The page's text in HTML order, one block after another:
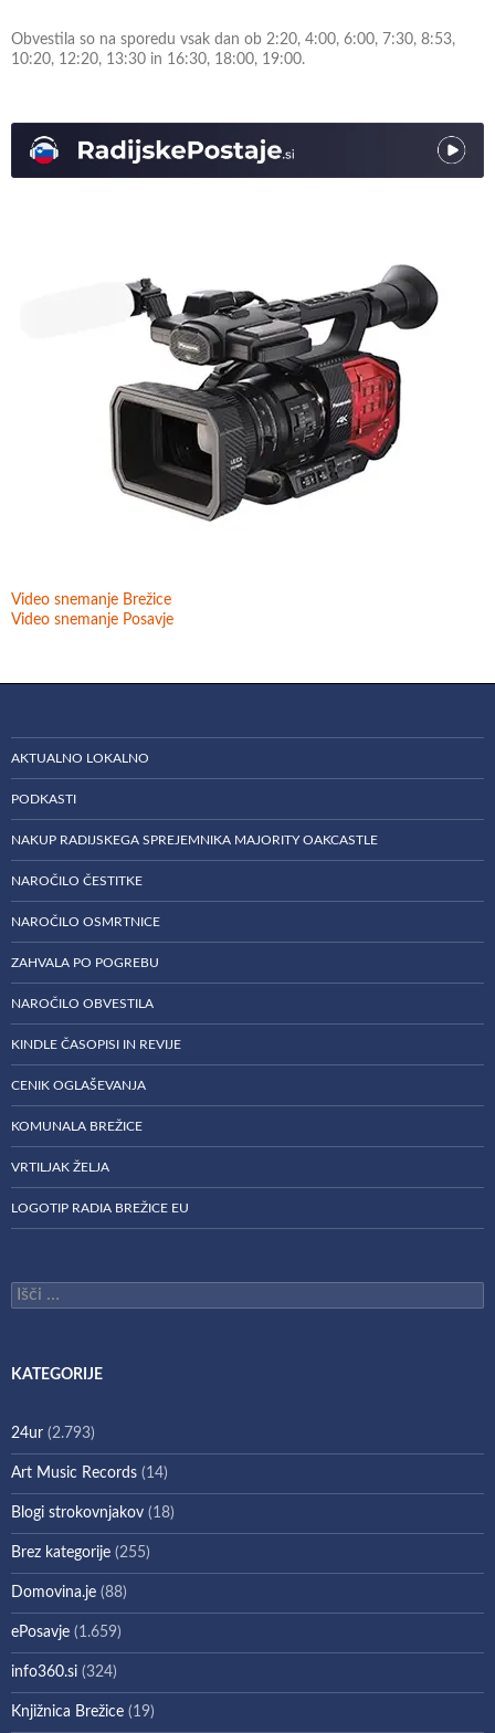
Obvestila so na sporedu vsak dan ob 2:20, 4:00, 6:00, 7:30, 8:53,
10:20, 12:20, 13:30 in 16:30, 18:00, 19:00.
Video snemanje Brežice
Video snemanje Posavje
AKTUALNO LOKALNO
PODKASTI
NAKUP RADIJSKEGA SPREJEMNIKA MAJORITY OAKCASTLE
NAROČILO ČESTITKE
NAROČILO OSMRTNICE
ZAHVALA PO POGREBU
NAROČILO OBVESTILA
KINDLE ČASOPISI IN REVIJE
CENIK OGLAŠEVANJA
KOMUNALA BREŽICE
VRTILJAK ŽELJA
LOGOTIP RADIA BREŽICE EU
Išči:
KATEGORIJE
24ur (2.793)
Art Music Records (14)
Blogi strokovnjakov (18)
Brez kategorije (255)
Domovina.je (88)
ePosavje (1.659)
info360.si (324)
Knjižnica Brežice (19)